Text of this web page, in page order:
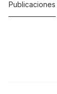
Publicaciones